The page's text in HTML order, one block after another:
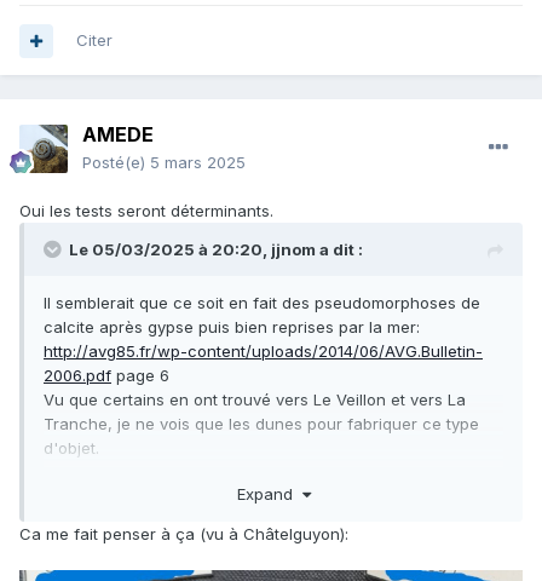
Citer
AMEDE
Posté(e) 5 mars 2025
Oui les tests seront déterminants.
Le 05/03/2025 à 20:20, jjnom a dit :
Il semblerait que ce soit en fait des pseudomorphoses de
calcite après gypse puis bien reprises par la mer:
http://avg85.fr/wp-content/uploads/2014/06/AVG.Bulletin-
2006.pdf page 6
Vu que certains en ont trouvé vers Le Veillon et vers La
Tranche, je ne vois que les dunes pour fabriquer ce type
d'objet.
https://www.persee.fr/doc/acths_0000-
gypse en calcite et de sel en calcite dans l'Hettangien du
littoral entre Bourguenay et la plage du Veillon.
Expand
Ca me fait penser à ça (vu à Châtelguyon):